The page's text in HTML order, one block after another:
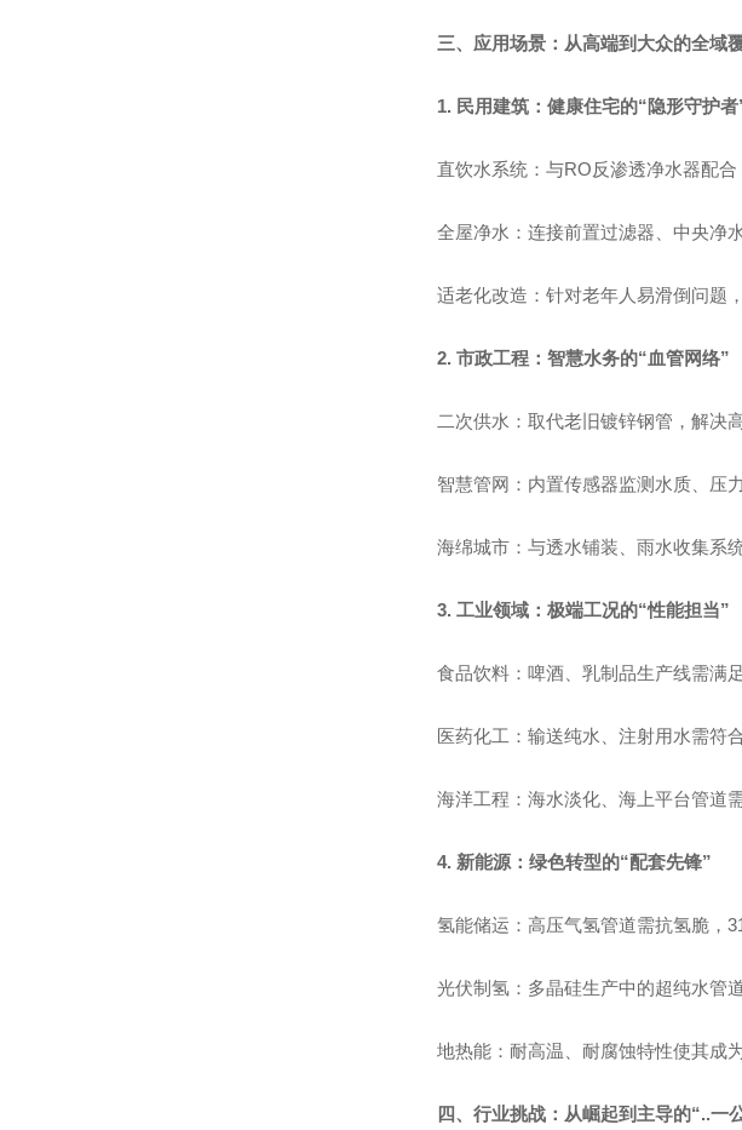
三、应用场景：从高端到大众的全域
1. 民用建筑：健康住宅的“隐形守护者
直饮水系统：与RO反渗透净水器配合
全屋净水：连接前置过滤器、中央净
适老化改造：针对老年人易滑倒问题
2. 市政工程：智慧水务的“血管网络”
二次供水：取代老旧镀锌钢管，解决
智慧管网：内置传感器监测水质、压
海绵城市：与透水铺装、雨水收集系
3. 工业领域：极端工况的“性能担当”
食品饮料：啤酒、乳制品生产线需满
医药化工：输送纯水、注射用水需符
海洋工程：海水淡化、海上平台管道
4. 新能源：绿色转型的“配套先锋”
氢能储运：高压气氢管道需抗氢脆，
光伏制氢：多晶硅生产中的超纯水管
地热能：耐高温、耐腐蚀特性使其成
四、行业挑战：从崛起到主导的“..一